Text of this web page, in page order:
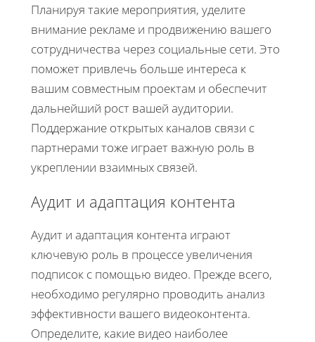
Планируя такие мероприятия, уделите
внимание рекламе и продвижению вашего
сотрудничества через социальные сети. Это
поможет привлечь больше интереса к
вашим совместным проектам и обеспечит
дальнейший рост вашей аудитории.
Поддержание открытых каналов связи с
партнерами тоже играет важную роль в
укреплении взаимных связей.
Аудит и адаптация контента
Аудит и адаптация контента играют
ключевую роль в процессе увеличения
подписок с помощью видео. Прежде всего,
необходимо регулярно проводить анализ
эффективности вашего видеоконтента.
Определите, какие видео наиболее